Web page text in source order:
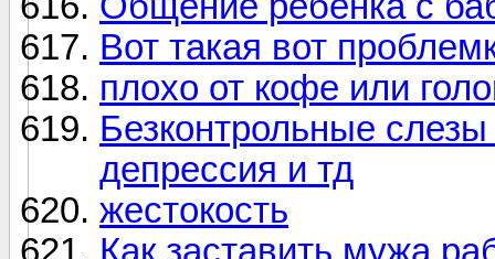
Вот такая вот
плохо от кофе или
Безконтрольные
депрессия и тд
жестокость
Как заставить мужа